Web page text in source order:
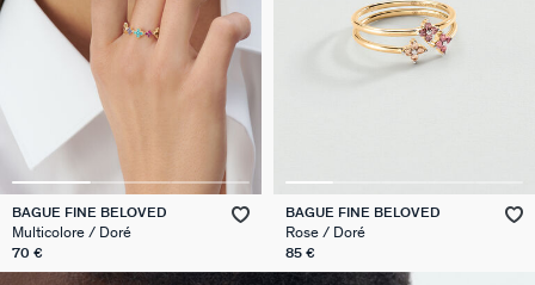
BAGUE FINE BELOVED
Multicolore / Doré
70 €
BAGUE FINE BELOVED
Rose / Doré
85 €